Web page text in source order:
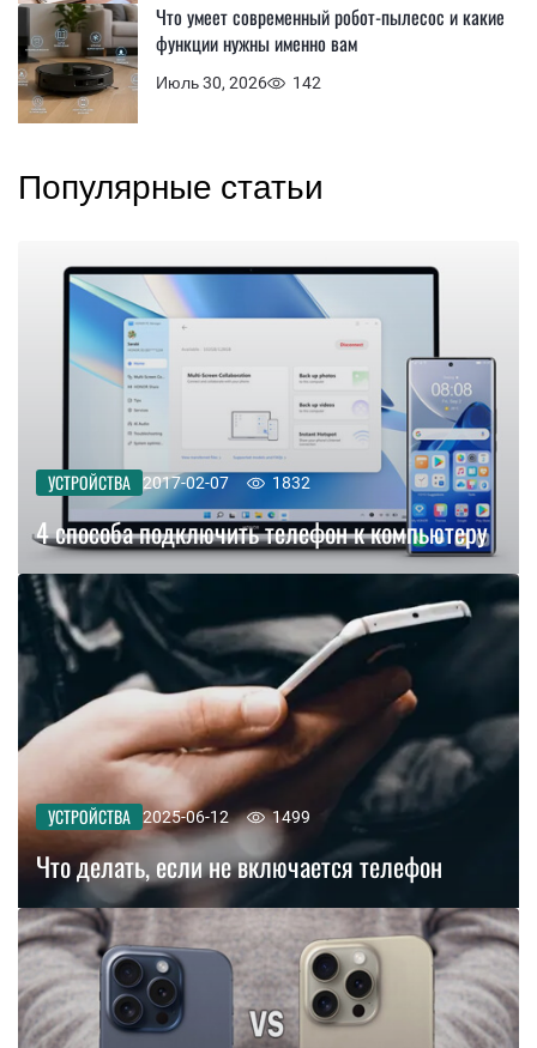
Июль 30, 2026 142
Что умеет современный робот-пылесос и какие
функции нужны именно вам
Популярные статьи
УСТРОЙСТВА 2017-02-07 1832
4 способа подключить телефон к компьютеру
УСТРОЙСТВА 2025-06-12 1499
Что делать, если не включается телефон